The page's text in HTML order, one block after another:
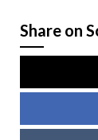
Share on